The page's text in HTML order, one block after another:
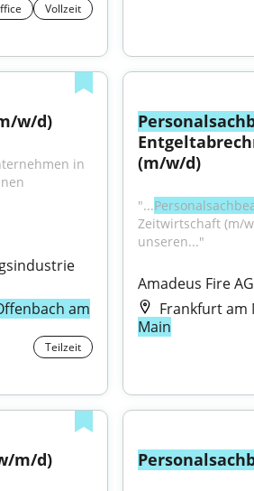
Vollzeit
w/d)
in
am
Teilzeit
(m/w/d)
"...
Zeitwirtschaft (m/
unseren..."
Amadeus Fire AG
Frankfurt am
Main
m/d)